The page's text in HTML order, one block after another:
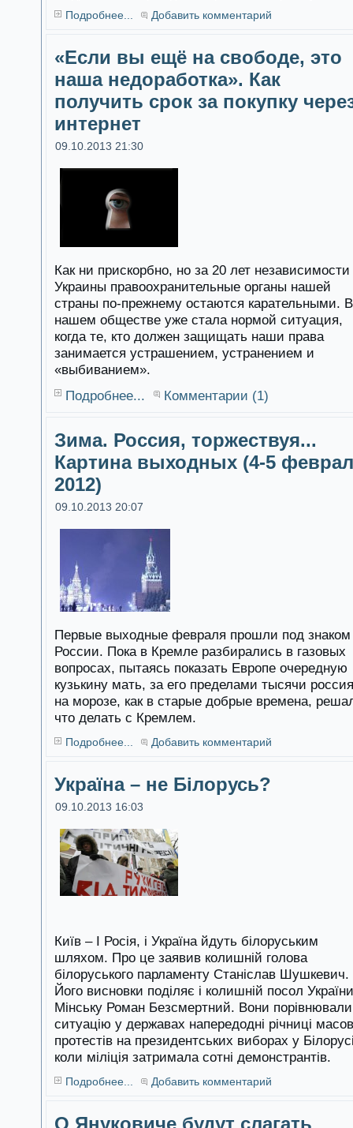
Подробнее...
Добавить комментарий
«Если вы ещё на свободе, это
наша недоработка». Как
получить срок за покупку
интернет
09.10.2013 21:30
Как ни прискорбно, но за 20 лет независимости
Украины правоохранительные органы нашей
страны по-прежнему остаются карательными. В
нашем обществе уже стала нормой ситуация,
когда те, кто должен защищать наши права
занимается устрашением, устранением и
«выбиванием».
Подробнее...
Комментарии (1)
Зима. Россия, торжествуя...
Картина выходных (4-5
2012)
09.10.2013 20:07
Первые выходные февраля прошли под знаком
России. Пока в Кремле разбирались в газовых
вопросах, пытаясь показать Европе очередную
кузькину мать, за его пределами тысячи
на морозе, как в старые добрые времена,
что делать с Кремлем.
Подробнее... Добавить комментарий
Україна – не Білорусь?
09.10.2013 16:03
Київ – І Росія, і Україна йдуть білоруським
шляхом. Про це заявив колишній голова
білоруського парламенту Станіслав Шушкевич.
Його висновки поділяє і колишній посол
Мінську Роман Безсмертний. Вони порівнювали
ситуацію у державах напередодні річниці
протестів на президентських виборах у
коли міліція затримала сотні демонстрантів.
Подробнее... Добавить комментарий
О Януковиче будут слагать